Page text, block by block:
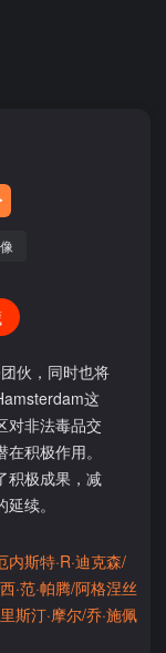
伙，同时也将
这
对非法毒品交
积极作用。
积极成果，减
续。
内斯特·R·迪克森/
·范·帕腾/阿格涅丝
斯汀·摩尔/乔·施佩